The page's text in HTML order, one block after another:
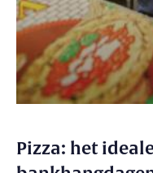
Pizza: het